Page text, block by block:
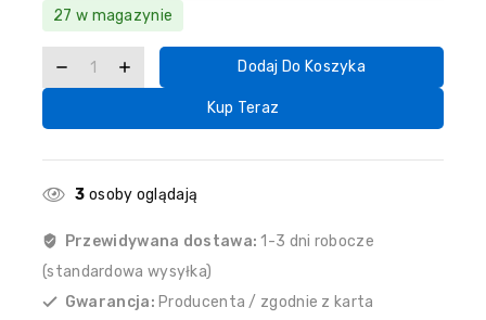
27 w magazynie
Dodaj Do Koszyka
Kup Teraz
3 osoby oglądają
Przewidywana dostawa: 1-3 dni robocze
(standardowa wysyłka)
Gwarancja:Producenta / zgodnie z karta